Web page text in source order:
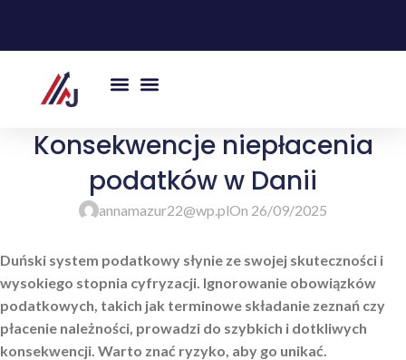
Konsekwencje niepłacenia
podatków w Danii
annamazur22@wp.plOn 26/09/2025
Duński system podatkowy słynie ze swojej skuteczności i
wysokiego stopnia cyfryzacji. Ignorowanie obowiązków
podatkowych, takich jak terminowe składanie zeznań czy
płacenie należności, prowadzi do szybkich i dotkliwych
konsekwencji. Warto znać ryzyko, aby go unikać.